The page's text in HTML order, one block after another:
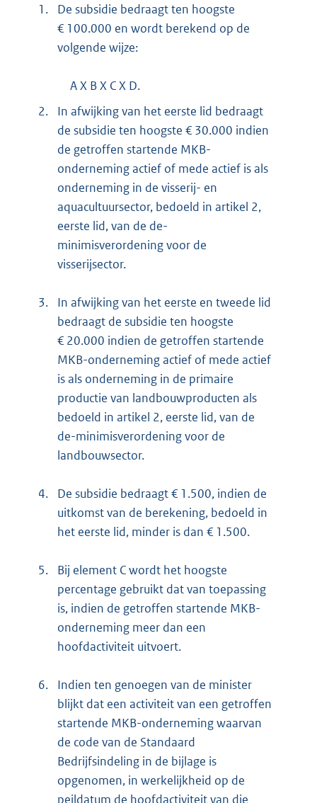
1.
De subsidie bedraagt ten hoogste
€ 100.000 en wordt berekend op de
volgende wijze:
A X B X C X D.
2.
In afwijking van het eerste lid bedraagt
de subsidie ten hoogste € 30.000 indien
de getroffen startende MKB-
onderneming actief of mede actief is als
onderneming in de visserij- en
aquacultuursector, bedoeld in artikel 2,
eerste lid, van de de-
minimisverordening voor de
visserijsector.
3.
In afwijking van het eerste en tweede lid
bedraagt de subsidie ten hoogste
€ 20.000 indien de getroffen startende
MKB-onderneming actief of mede actief
is als onderneming in de primaire
productie van landbouwproducten als
bedoeld in artikel 2, eerste lid, van de
de-minimisverordening voor de
landbouwsector.
4.
De subsidie bedraagt € 1.500, indien de
uitkomst van de berekening, bedoeld in
het eerste lid, minder is dan € 1.500.
5.
Bij element C wordt het hoogste
percentage gebruikt dat van toepassing
is, indien de getroffen startende MKB-
onderneming meer dan een
hoofdactiviteit uitvoert.
6.
Indien ten genoegen van de minister
blijkt dat een activiteit van een getroffen
startende MKB-onderneming waarvan
de code van de Standaard
Bedrijfsindeling in de bijlage is
opgenomen, in werkelijkheid op de
peildatum de hoofdactiviteit van die